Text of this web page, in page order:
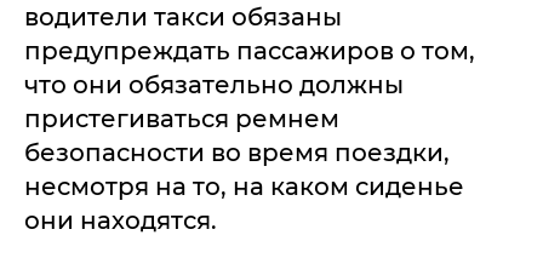
водители такси обязаны
предупреждать пассажиров о том,
что они обязательно должны
пристегиваться ремнем
безопасности во время поездки,
несмотря на то, на каком сиденье
они находятся.